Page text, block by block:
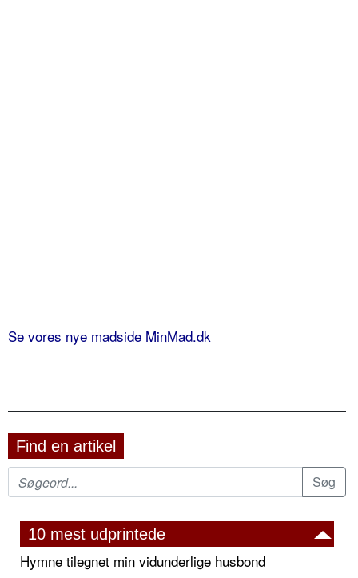
Se vores nye madside MinMad.dk
Find en artikel
10 mest udprintede
Hymne tilegnet min vidunderlige husbond